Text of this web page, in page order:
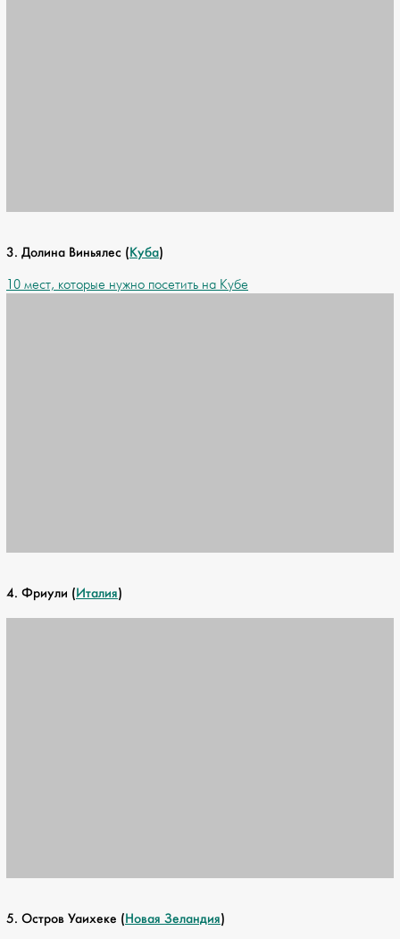
3. Долина Виньялес (Куба)
10 мест, которые нужно посетить на Кубе
4. Фриули (Италия)
5. Остров Уаихеке (Новая Зеландия)